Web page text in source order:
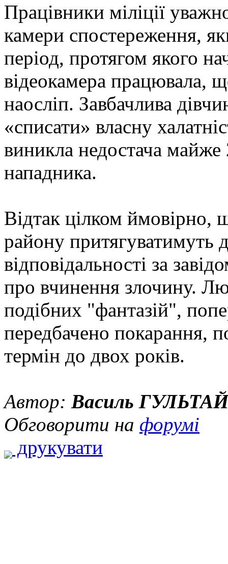
Працівники міліції
камери спостереження,
період, протягом якого
відеокамера працювала,
наосліп. Завбачлива
«списати» власну
виникла недостача майже
нападника.
Відтак цілком ймовірно,
району притягуватимуть
відповідальності за
про вчинення злочину.
подібних "фантазій",
передбачено покарання,
термін до двох років.
Автор: Василь
Обговорити на форумі
друкувати